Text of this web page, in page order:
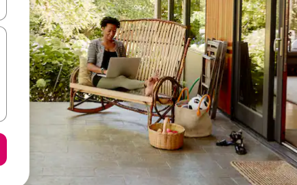
örvalyklana eða skoða með því að snerta eða strjúka.